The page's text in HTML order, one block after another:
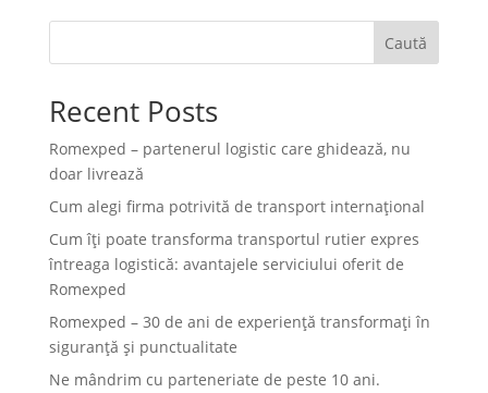
Caută
Recent Posts
Romexped – partenerul logistic care ghidează, nu
doar livrează
Cum alegi firma potrivită de transport internațional
Cum îți poate transforma transportul rutier expres
întreaga logistică: avantajele serviciului oferit de
Romexped
Romexped – 30 de ani de experiență transformați în
siguranță și punctualitate
Ne mândrim cu parteneriate de peste 10 ani.